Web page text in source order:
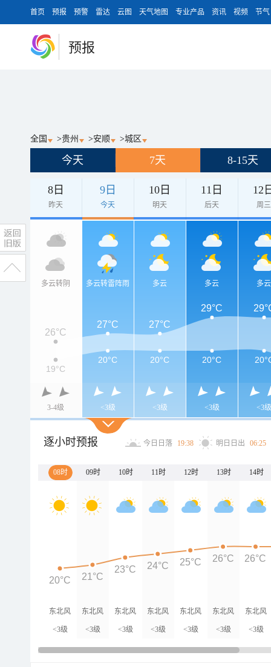
首页 预报 预警 雷达 云图 天气地图 专业产品 资讯 视频 节气
预报
全国 >贵州 >安顺 >城区
今天 7天 8-15天
8日
昨天
9日
今天
10日
明天
11日
后天
12
周三
多云转阴
3-4级
多云转雷阵雨
<3级
多云
<3级
多云
<3级
多云
<3级
26°C
27°C 27°C
29°C
19°C
20°C 20°C 20°C
逐小时预报 今日日落 19:38 明日日出 06:25
08时 09时 10时 11时 12时 13时 14时
东北风
<3级
东北风
<3级
东北风
<3级
东北风
<3级
东北风
<3级
东北风
<3级
东北风
<3级
20°C 21°C
23°C 24°C 25°C 26°C 26°C